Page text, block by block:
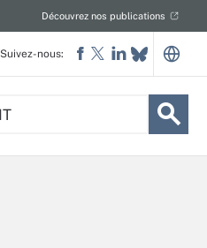
Découvrez nos publications
Suivez-nous: